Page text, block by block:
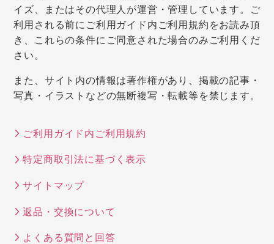
イズ、またはその代理人が運営・管理しています。ご
利用される前にご利用ガイド内ご利用規約をお読み頂
き、これらの条件にご同意された場合のみご利用くだ
さい。
また、サイト内の情報は著作権があり、掲載の記事・
写真・イラストなどの無断複写・転載等を禁じます。
ご利用ガイド内ご利用規約
特定商取引法に基づく表示
サイトマップ
返品・交換について
よくある質問と回答